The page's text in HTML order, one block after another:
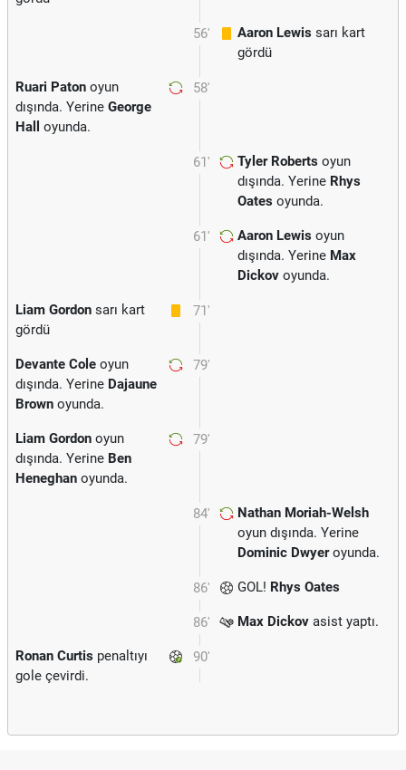
56' Aaron Lewis sarı kart
gördü
58'
Ruari Paton oyun
dışında. Yerine George
Hall
oyunda.
61' Tyler Roberts oyun
dışında. Yerine Rhys
Oates oyunda.
61' Aaron Lewis oyun
dışında. Yerine Max
Dickov oyunda.
71'
Liam Gordon sarı kart
gördü
79'
Devante Cole oyun
dışında. Yerine Dajaune
Brown oyunda.
79'
Liam Gordon oyun
dışında. Yerine Ben
Heneghan oyunda.
84'
Nathan Moriah-Welsh
oyun dışında. Yerine
Dominic Dwyeroyunda.
86' GOL! Rhys Oates
86' Max Dickov asist yaptı.
90'
Ronan Curtis penaltıyı
gole çevirdi.